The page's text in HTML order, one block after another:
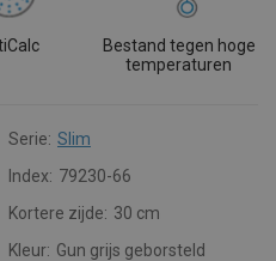
Bestand tegen hoge
temperaturen
Serie: Slim
Index: 79230-66
Kortere zijde: 30 cm
Kleur: Gun grijs geborsteld